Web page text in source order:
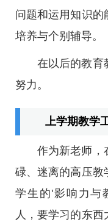
问题和运用知识的
培养与个别辅导。
在以后的教育
努力。
上学期教学
作为新老师，
碌、迷离的高压教
学生的'影响力与
人，要学习的东